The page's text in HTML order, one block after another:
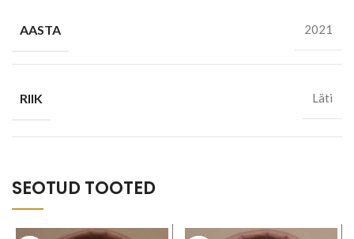
AASTA 2021
RIIK Läti
SEOTUD TOOTED